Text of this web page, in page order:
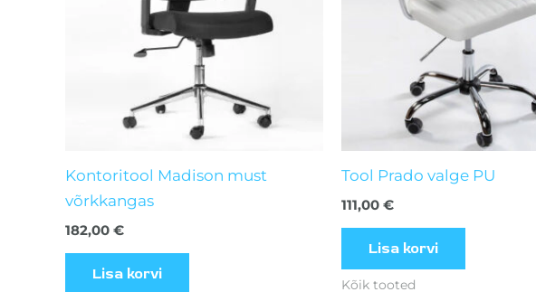
Kontoritool Madison must
võrkkangas
182,00 €
Lisa korvi
Tool Prado valge PU
111,00 €
Lisa korvi
Kõik tooted